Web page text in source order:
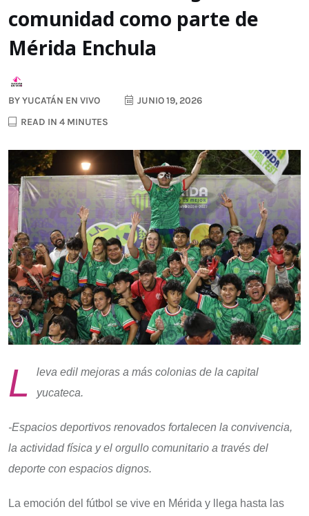
comunidad como parte de
Mérida Enchula
BYYUCATÁN EN VIVO
JUNIO 19, 2026
READ IN 4 MINUTES
L
leva edil mejoras a más colonias de la capital
yucateca.
-Espacios deportivos renovados fortalecen la convivencia,
la actividad física y el orgullo comunitario a través del
deporte con espacios dignos.
La emoción del fútbol se vive en Mérida y llega hasta las